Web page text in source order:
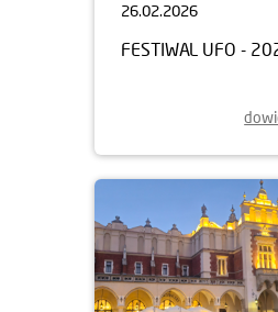
26.02.2026
FESTIWAL UFO -